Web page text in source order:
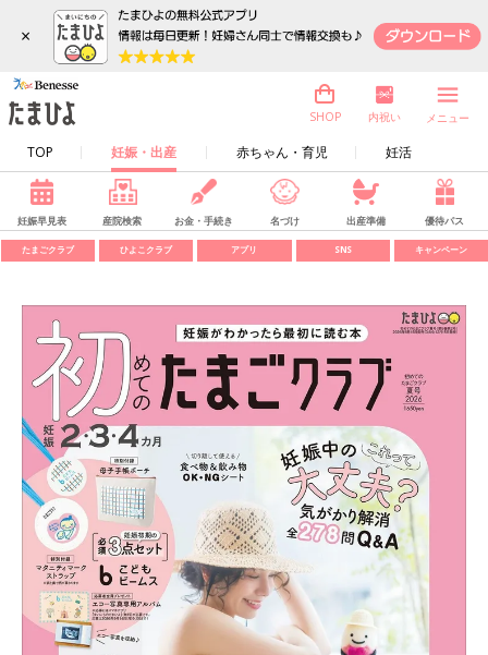
×
TOP 妊娠・出産 赤ちゃん・育児 妊活
SHOP 内祝い メニュー
妊娠早見表 産院検索 お金・手続き 名づけ 出産準備 優待パス
たまごクラブ ひよこクラブ アプリ SNS キャンペーン